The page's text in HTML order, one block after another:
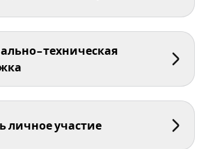
техническая
личное участие